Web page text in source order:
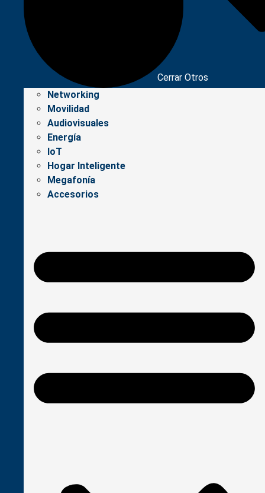
Cerrar Otros
Networking
Movilidad
Audiovisuales
Energía
IoT
Hogar Inteligente
Megafonía
Accesorios